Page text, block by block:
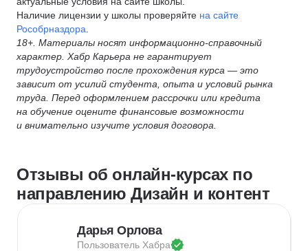
Наличие лицензии у школы проверяйте на сайте
Рособрназдора
18+. Материалы носят информационно-справочный
характер. Хабр Карьера не гарантирует
трудоустройство после прохождения курса — это
зависит от усилий студента, опыта и условий рынка
труда. Перед оформлением рассрочки или кредита
на обучение оцените финансовые возможности
и внимательно изучите условия договора.
Отзывы об онлайн-курсах по
направлению Дизайн и контент
Дарья Орлова
Пользователь Хабра